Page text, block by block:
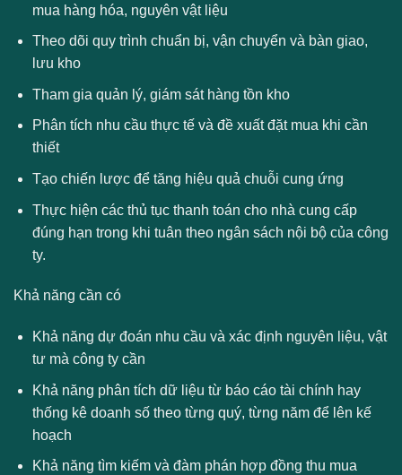
mua hàng hóa, nguyên vật liệu
Theo dõi quy trình chuẩn bị, vận chuyển và bàn giao,
lưu kho
Tham gia quản lý, giám sát hàng tồn kho
Phân tích nhu cầu thực tế và đề xuất đặt mua khi cần
thiết
Tạo chiến lược để tăng hiệu quả chuỗi cung ứng
Thực hiện các thủ tục thanh toán cho nhà cung cấp
đúng hạn trong khi tuân theo ngân sách nội bộ của công
ty.
Khả năng cần có
Khả năng dự đoán nhu cầu và xác định nguyên liệu, vật
tư mà công ty cần
Khả năng phân tích dữ liệu từ báo cáo tài chính hay
thống kê doanh số theo từng quý, từng năm để lên kế
hoạch
Khả năng tìm kiếm và đàm phán hợp đồng thu mua